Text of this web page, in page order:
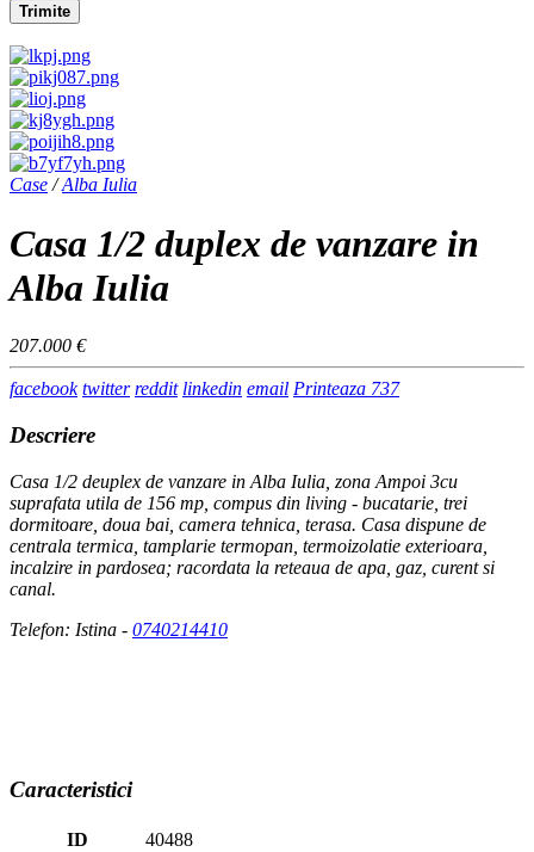
Trimite
Case/Alba Iulia
Casa 1/2 duplex de vanzare in
Alba Iulia
207.000 €
facebook twitter reddit linkedin email Printeaza 737
Descriere
Casa 1/2 deuplex de vanzare in Alba Iulia, zona Ampoi 3cu
suprafata utila de 156 mp, compus din living - bucatarie, trei
dormitoare, doua bai, camera tehnica, terasa. Casa dispune de
centrala termica, tamplarie termopan, termoizolatie exterioara,
incalzire in pardosea; racordata la reteaua de apa, gaz, curent si
canal.
Telefon: Istina - 0740214410
Caracteristici
ID
40488